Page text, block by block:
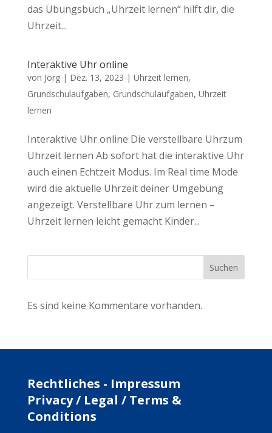
das Übungsbuch „Uhrzeit lernen“ hilft dir, die
Uhrzeit...
Interaktive Uhr online
von Jörg| Dez. 13, 2023 | Uhrzeit lernen,
Grundschulaufgaben, Grundschulaufgaben, Uhrzeit
lernen
Interaktive Uhr online Die verstellbare Uhrzum
Uhrzeit lernen Ab sofort hat die interaktive Uhr
auch einen Echtzeit Modus. Im Real time Mode
wird die aktuelle Uhrzeit deiner Umgebung
angezeigt. Verstellbare Uhr zum lernen –
Uhrzeit lernen leicht gemacht Kinder...
Suchen
Es sind keine Kommentare vorhanden.
Rechtliches - Impressum
Privacy / Legal / Terms &
Conditions